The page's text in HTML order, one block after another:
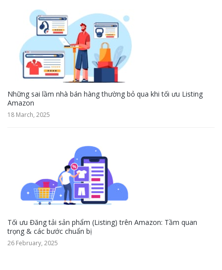
Những sai lầm nhà bán hàng thường bỏ qua khi tối ưu Listing
Amazon
18 March, 2025
Tối ưu Đăng tải sản phẩm (Listing) trên Amazon: Tầm quan
trọng & các bước chuẩn bị
26 February, 2025